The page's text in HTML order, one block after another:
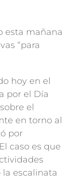
esta mañana
“para
hoy en el
por el Día
el
en torno al
por
caso es que
escalinata